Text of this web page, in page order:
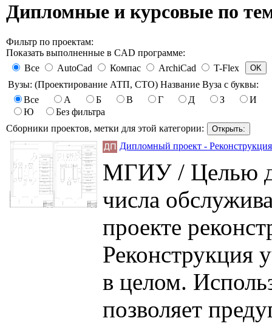
Дипломные и курсовые по
Фильтр по проектам:
Показать выполненные в CAD программе:
Все
AutoCad Компас ArchiCad
T-Flex
Вузы: (Проектирование АТП, СТО) Название Вуза с буквы:
Все
А Б В Г Д З
И
Ю
Без фильтра
Сборники проектов, метки для этой категории:
Дипломный проект -
МГИУ / Целью
числа
проекте
Реконструкция
в целом.
позволяет